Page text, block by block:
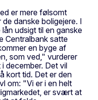
er mere følsomt
danske boligejere. I
udsigt til en ganske
Centralbank satte
en byge af
som ved," vurderer
december. Det vil
kort tid. Det er den
om: "Vi er i en helt
er svært at